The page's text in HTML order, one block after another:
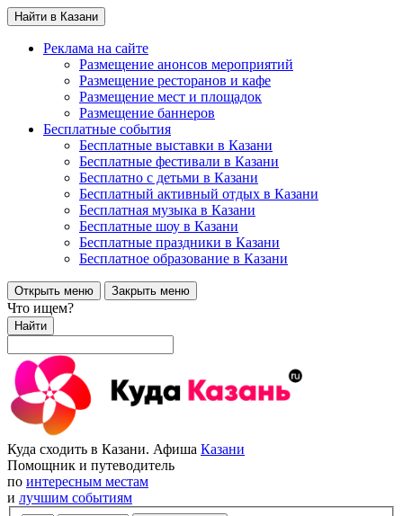
Найти в Казани
Реклама на сайте
Размещение анонсов мероприятий
Размещение ресторанов и кафе
Размещение мест и площадок
Размещение баннеров
Бесплатные события
Бесплатные выставки в Казани
Бесплатные фестивали в Казани
Бесплатно с детьми в Казани
Бесплатный активный отдых в Казани
Бесплатная музыка в Казани
Бесплатные шоу в Казани
Бесплатные праздники в Казани
Бесплатное образование в Казани
Открыть меню Закрыть меню
Что ищем?
Найти
Куда сходить в Казани. Афиша Казани
Помощник и путеводитель
по интересным местам
и лучшим событиям